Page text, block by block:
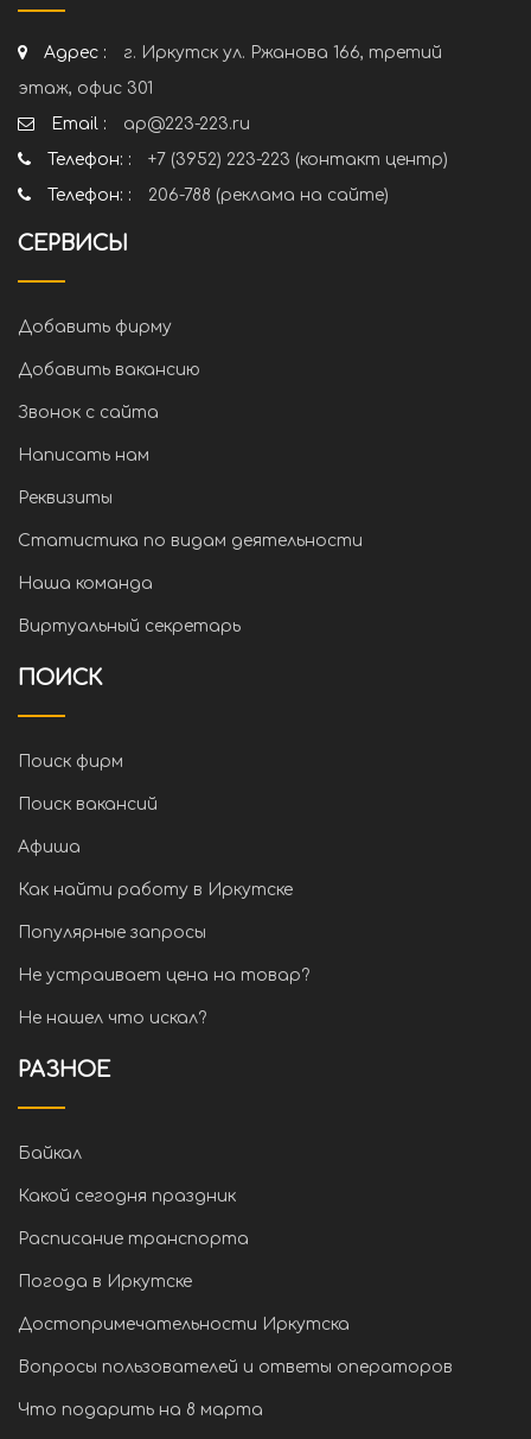
Адрес :
г. Иркутск ул. Ржанова 166, третий
этаж, офис 301
Email :
ap@223-223.ru
Телефон: :
+7 (3952) 223-223 (контакт центр)
Телефон: :
206-788 (реклама на сайте)
СЕРВИСЫ
Добавить фирму
Добавить вакансию
Звонок с сайта
Написать нам
Реквизиты
Статистика по видам деятельности
Наша команда
Виртуальный секретарь
ПОИСК
Поиск фирм
Поиск вакансий
Афиша
Как найти работу в Иркутске
Популярные запросы
Не устраивает цена на товар?
Не нашел что искал?
РАЗНОЕ
Байкал
Какой сегодня праздник
Расписание транспорта
Погода в Иркутске
Достопримечательности Иркутска
Вопросы пользователей и ответы операторов
Что подарить на 8 марта